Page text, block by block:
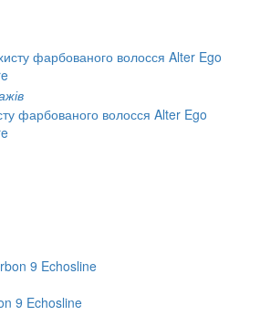
фарбованого волосся Alter Ego
9 Echosline